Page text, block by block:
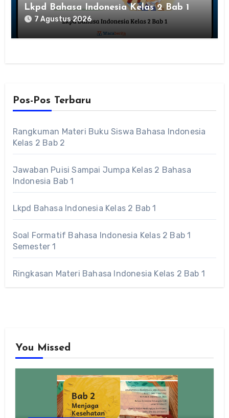
Lkpd Bahasa Indonesia Kelas 2 Bab 1
7 Agustus 2026
Pos-Pos Terbaru
Rangkuman Materi Buku Siswa Bahasa Indonesia
Kelas 2 Bab 2
Jawaban Puisi Sampai Jumpa Kelas 2 Bahasa
Indonesia Bab 1
Lkpd Bahasa Indonesia Kelas 2 Bab 1
Soal Formatif Bahasa Indonesia Kelas 2 Bab 1
Semester 1
Ringkasan Materi Bahasa Indonesia Kelas 2 Bab 1
You Missed